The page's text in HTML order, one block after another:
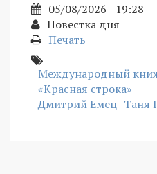
05/08/2026 - 19:28
Повестка дня
Печать
Международный
«Красная строка»
Дмитрий Емец Таня